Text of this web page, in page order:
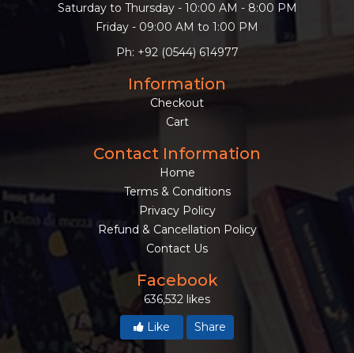
Saturday to Thursday - 10:00 AM - 8:00 PM
Friday - 09:00 AM to 1:00 PM
Ph: +92 (0544) 614977
Information
Checkout
Cart
Contact Information
Home
Terms & Conditions
Privacy Policy
Refund & Cancellation Policy
Contact Us
Facebook
636,532 likes
Like
Share